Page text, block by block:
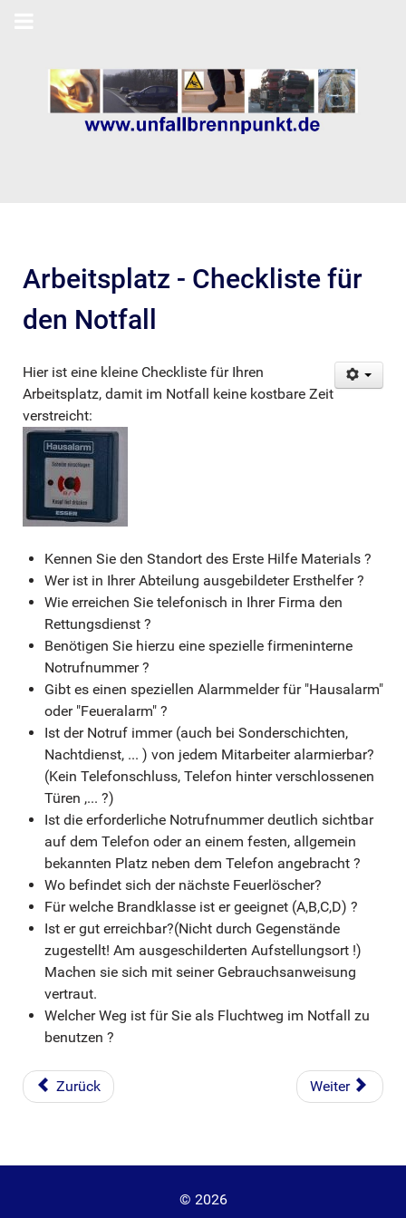
Arbeitsplatz - Checkliste für
den Notfall
Hier ist eine kleine Checkliste für Ihren
Arbeitsplatz, damit im Notfall keine kostbare Zeit
verstreicht:
Kennen Sie den Standort des Erste Hilfe Materials ?
Wer ist in Ihrer Abteilung ausgebildeter Ersthelfer ?
Wie erreichen Sie telefonisch in Ihrer Firma den
Rettungsdienst ?
Benötigen Sie hierzu eine spezielle firmeninterne
Notrufnummer ?
Gibt es einen speziellen Alarmmelder für "Hausalarm"
oder "Feueralarm" ?
Ist der Notruf immer (auch bei Sonderschichten,
Nachtdienst, ... ) von jedem Mitarbeiter alarmierbar?
(Kein Telefonschluss, Telefon hinter verschlossenen
Türen ,... ?)
Ist die erforderliche Notrufnummer deutlich sichtbar
auf dem Telefon oder an einem festen, allgemein
bekannten Platz neben dem Telefon angebracht ?
Wo befindet sich der nächste Feuerlöscher?
Für welche Brandklasse ist er geeignet (A,B,C,D) ?
Ist er gut erreichbar?(Nicht durch Gegenstände
zugestellt! Am ausgeschilderten Aufstellungsort !)
Machen sie sich mit seiner Gebrauchsanweisung
vertraut.
Welcher Weg ist für Sie als Fluchtweg im Notfall zu
benutzen ?
Zurück Weiter
© 2026